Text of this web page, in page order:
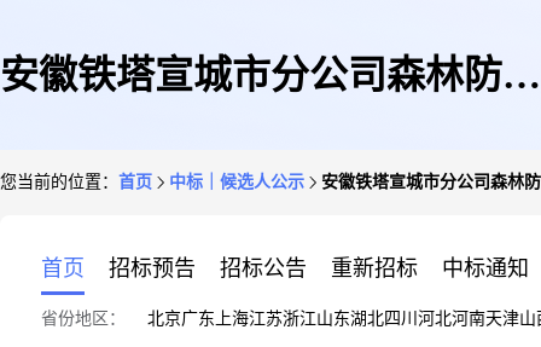
安徽铁塔宣城市分公司森林防火
您当前的位置： 首页 中标｜候选人公示 安徽铁塔宣城市分公司森林
首页 招标预告 招标公告 重新招标 中标通知
省份地区： 北京广东 上海江苏浙江山东湖北四川 河北河南天津山